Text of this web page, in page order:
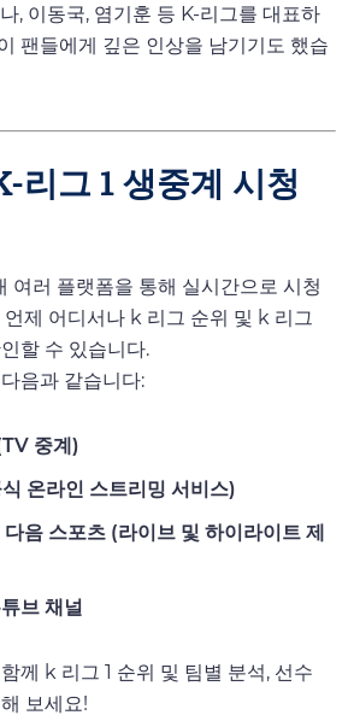
, 이동국, 염기훈 등 K-리그를 대표하
팬들에게 깊은 인상을 남기기도 했습
리그 1 생중계 시청
여러 플랫폼을 통해 실시간으로 시청
제 어디서나 k 리그 순위 및 k 리그
할 수 있습니다.
음과 같습니다:
중계)
온라인 스트리밍 서비스)
음 스포츠 (라이브 및 하이라이트 제
브 채널
께 k 리그 1 순위 및 팀별 분석, 선수
보세요!